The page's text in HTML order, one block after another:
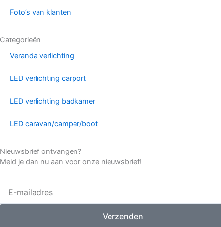
Foto’s van klanten
Categorieën
Veranda verlichting
LED verlichting carport
LED verlichting badkamer
LED caravan/camper/boot
Nieuwsbrief ontvangen?
Meld je dan nu aan voor onze nieuwsbrief!
mailadres
Verzenden